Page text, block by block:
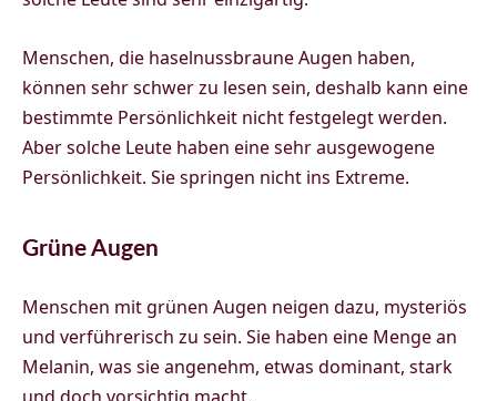
Menschen, die haselnussbraune Augen haben,
können sehr schwer zu lesen sein, deshalb kann eine
bestimmte Persönlichkeit nicht festgelegt werden.
Aber solche Leute haben eine sehr ausgewogene
Persönlichkeit. Sie springen nicht ins Extreme.
Grüne Augen
Menschen mit grünen Augen neigen dazu, mysteriös
und verführerisch zu sein. Sie haben eine Menge an
Melanin, was sie angenehm, etwas dominant, stark